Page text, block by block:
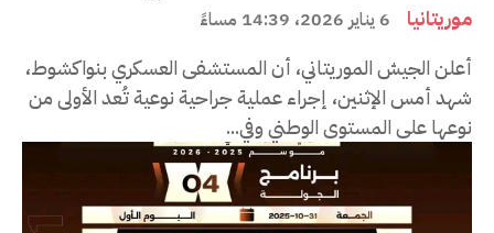
موريتانيا 6 يناير 2026، 14:39 مساءً
أعلن الجيش الموريتاني، أن المستشفى العسكري بنواكشوط،
شهد أمس الإثنين، إجراء عملية جراحية نوعية تُعد الأولى من
نوعها على المستوى الوطني وفي...